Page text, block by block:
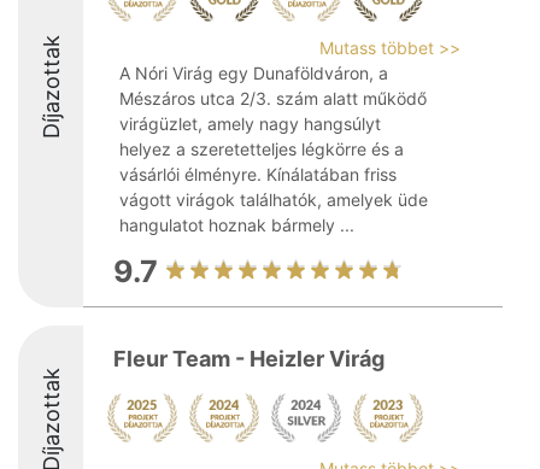
Díjazottak
Mutass többet >>
A Nóri Virág egy Dunaföldváron, a
Mészáros utca 2/3. szám alatt működő
virágüzlet, amely nagy hangsúlyt
helyez a szeretetteljes légkörre és a
vásárlói élményre. Kínálatában friss
vágott virágok találhatók, amelyek üde
hangulatot hoznak bármely ...
9.7
Díjazottak
Fleur Team - Heizler Virág